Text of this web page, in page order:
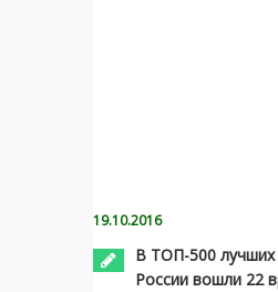
19.10.2016
В ТОП-500 лучших
России вошли 22